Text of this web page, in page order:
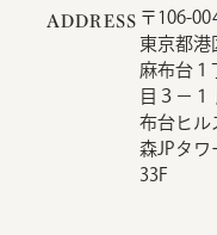
ADDRESS 〒106-
東京都港
麻布台１
目３−１
布台ヒル
森JPタワ
33F